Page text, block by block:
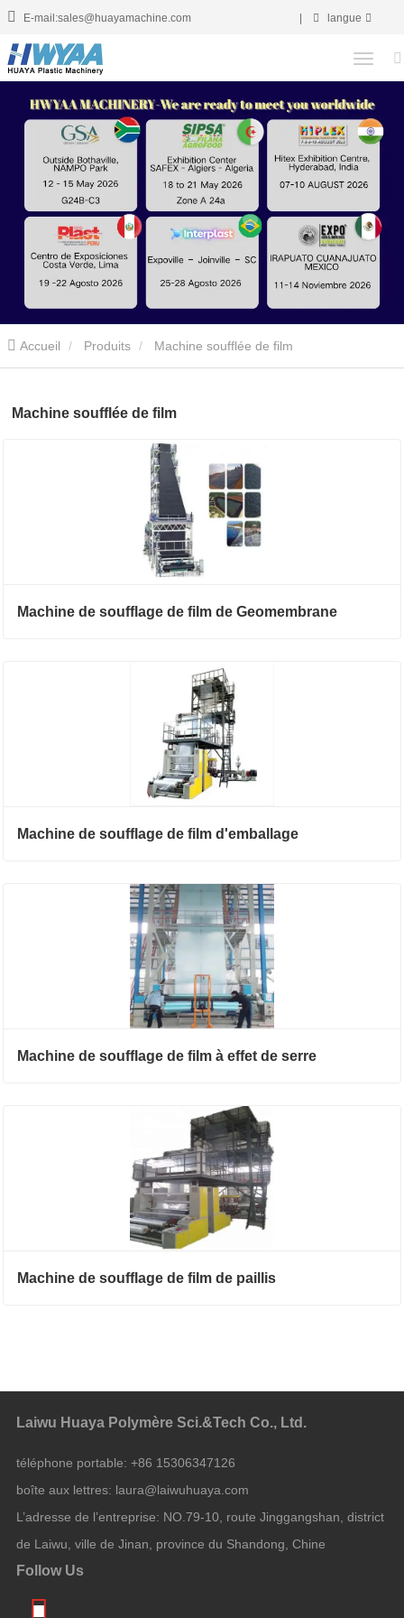
E-mail:sales@huayamachine.com langue
Accueil Produits Machine soufflée de film
Machine soufflée de film
Machine de soufflage de film de Geomembrane
Machine de soufflage de film d'emballage
Machine de soufflage de film à effet de serre
Machine de soufflage de film de paillis
Laiwu Huaya Polymère Sci.&Tech Co., Ltd.
téléphone portable: +86 15306347126
boîte aux lettres: laura@laiwuhuaya.com
L’adresse de l’entreprise: NO.79-10, route Jinggangshan, district
de Laiwu, ville de Jinan, province du Shandong, Chine
Follow Us